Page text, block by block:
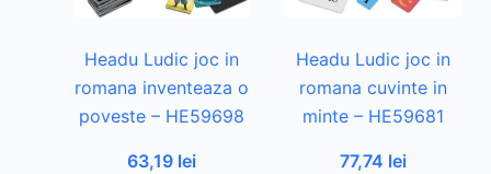
Headu Ludic joc in
romana inventeaza o
poveste – HE59698
63,19 lei
Headu Ludic joc in
romana cuvinte in
minte – HE59681
77,74 lei